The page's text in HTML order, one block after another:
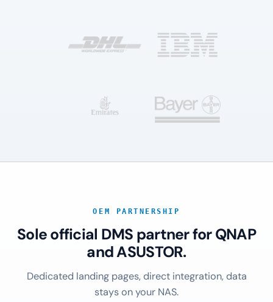
OEM PARTNERSHIP
Sole official DMS partner for QNAP
and ASUSTOR.
Dedicated landing pages, direct integration, data
stays on your NAS.